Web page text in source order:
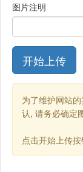
图片注明
为了维护网站
认, 请务必确定
点击开始上传